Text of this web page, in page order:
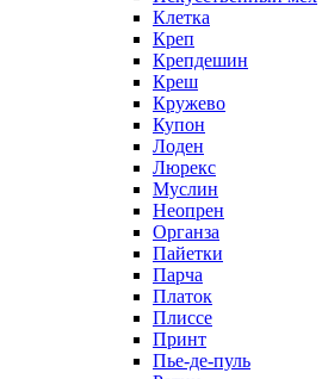
Клетка
Креп
Крепдешин
Креш
Кружево
Купон
Лоден
Люрекс
Муслин
Неопрен
Органза
Пайетки
Парча
Платок
Плиссе
Принт
Пье-де-пуль